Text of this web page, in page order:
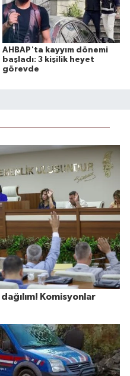
AHBAP'ta kayyım dönemi
başladı: 3 kişilik heyet
görevde
Komisyonlar